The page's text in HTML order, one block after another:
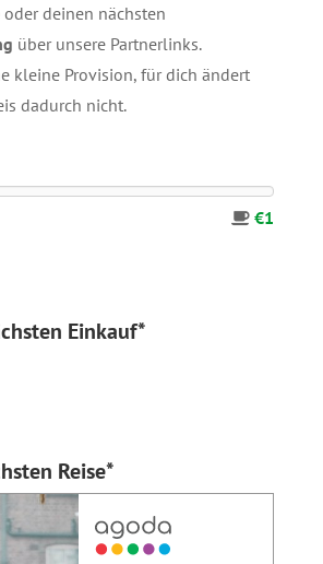
oder deinen nächsten
über unsere Partnerlinks.
kleine Provision, für dich ändert
dadurch nicht.
€1
Einkauf*
Reise*